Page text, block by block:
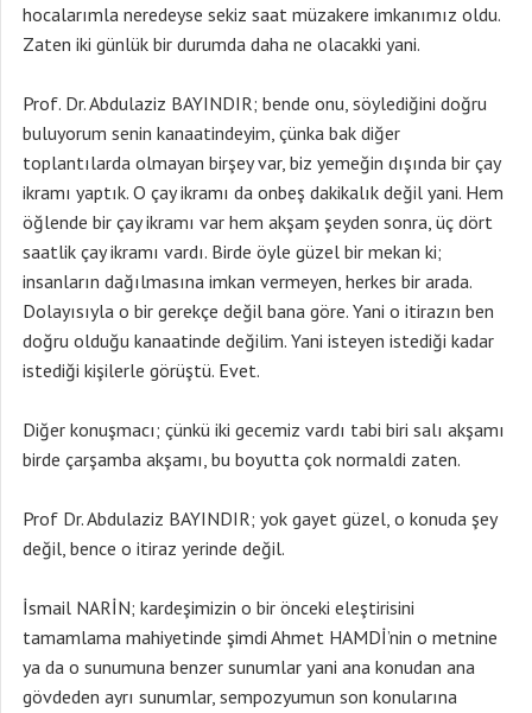
hocalarımla neredeyse sekiz saat müzakere imkanımız oldu.
Zaten iki günlük bir durumda daha ne olacakki yani.
Prof. Dr. Abdulaziz BAYINDIR; bende onu, söylediğini doğru
buluyorum senin kanaatindeyim, çünka bak diğer
toplantılarda olmayan birşey var, biz yemeğin dışında bir çay
ikramı yaptık. O çay ikramı da onbeş dakikalık değil yani. Hem
öğlende bir çay ikramı var hem akşam şeyden sonra, üç dört
saatlik çay ikramı vardı. Birde öyle güzel bir mekan ki;
insanların dağılmasına imkan vermeyen, herkes bir arada.
Dolayısıyla o bir gerekçe değil bana göre. Yani o itirazın ben
doğru olduğu kanaatinde değilim. Yani isteyen istediği kadar
istediği kişilerle görüştü. Evet.
Diğer konuşmacı; çünkü iki gecemiz vardı tabi biri salı akşamı
birde çarşamba akşamı, bu boyutta çok normaldi zaten.
Prof Dr. Abdulaziz BAYINDIR; yok gayet güzel, o konuda şey
değil, bence o itiraz yerinde değil.
İsmail NARİN; kardeşimizin o bir önceki eleştirisini
tamamlama mahiyetinde şimdi Ahmet HAMDİ’nin o metnine
ya da o sunumuna benzer sunumlar yani ana konudan ana
gövdeden ayrı sunumlar, sempozyumun son konularına